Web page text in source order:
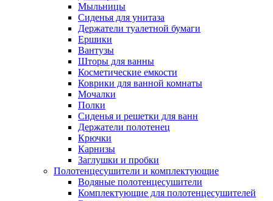
Мыльницы
Сиденья для унитаза
Держатели туалетной бумаги
Ершики
Вантузы
Шторы для ванны
Косметические емкости
Коврики для ванной комнаты
Мочалки
Полки
Сиденья и решетки для ванн
Держатели полотенец
Крючки
Карнизы
Заглушки и пробки
Полотенцесушители и комплектующие
Водяные полотенцесушители
Комплектующие для полотенцесушителей